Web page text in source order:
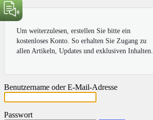
Um weiterzulesen, erstellen Sie bitte ein
kostenloses Konto. So erhalten Sie Zugang zu
allen Artikeln, Updates und exklusiven Inhalten.
Benutzername oder E-Mail-Adresse
Passwort